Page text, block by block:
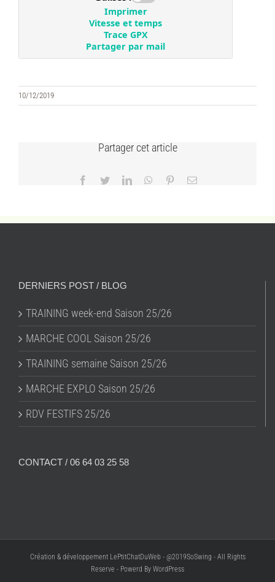
10/12/2019
Partager cet article
Facebook
TwitterLinkedInWhatsApp
PinterestEmail
DERNIERS POST / BLOG
TRAINING week-end Saison 25/26
MARCHE COOL Saison 25/26
TRAINING semaine Saison 25/26
MARCHE EXPLO Saison 25/26
RDV FESTIFS 25/26
CONTACT / 06 64 03 25 58
Création & développement LePtitChatDuWeb - @2019SoSwing - All Rights
Reserve - Powerd By WordPress